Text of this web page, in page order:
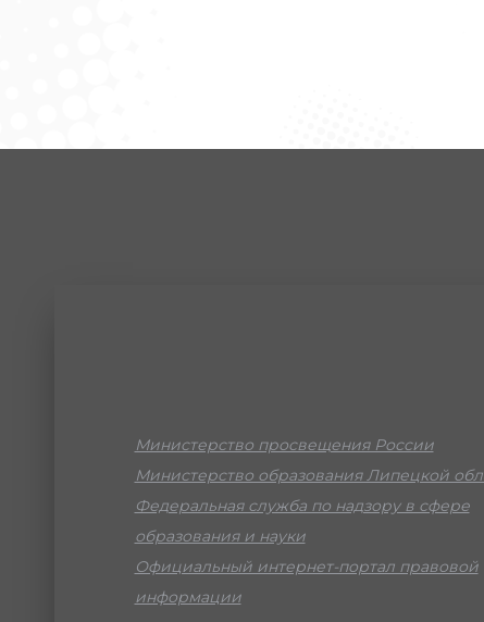
Министерство просвещения России
Министерство образования Липецкой
Федеральная служба по надзору в сфере
образования и науки
Официальный интернет-портал правовой
информации